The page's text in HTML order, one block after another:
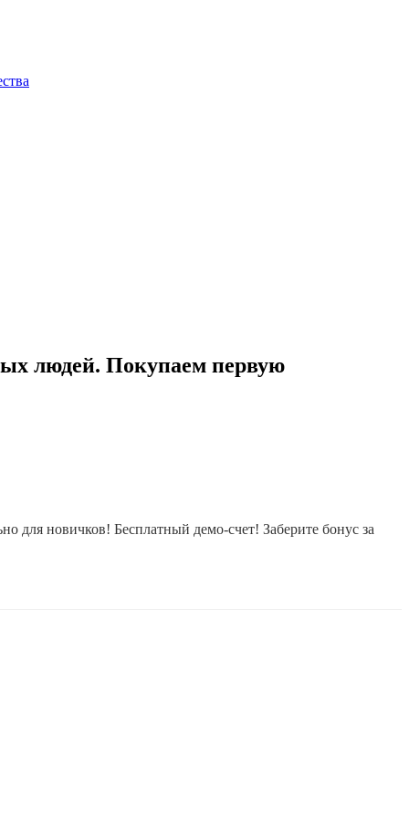
людей. Покупаем первую
новичков! Бесплатный демо-счет! Заберите бонус за